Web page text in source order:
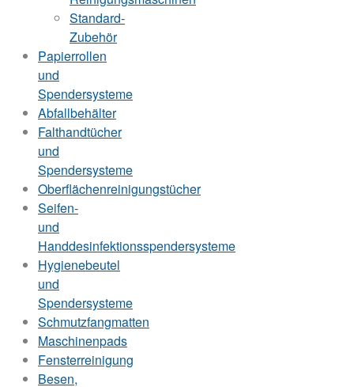
Standard-
Zubehör
Papierrollen
und
Spendersysteme
Abfallbehälter
Falthandtücher
und
Spendersysteme
Oberflächenreinigungstücher
Seifen-
und
Handdesinfektionsspendersysteme
Hygienebeutel
und
Spendersysteme
Schmutzfangmatten
Maschinenpads
Fensterreinigung
Besen,